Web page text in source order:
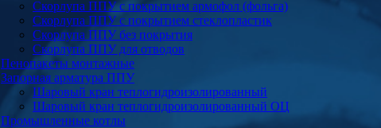
Скорлупа ППУ с покрытием армофол (фольга)
Скорлупа ППУ с покрытием стеклопластик
Скорлупа ППУ без покрытия
Скорлупа ППУ для отводов
Пенопакеты монтажные
Запорная арматура ППУ
Шаровый кран теплогидроизолированный
Шаровый кран теплогидроизолированный ОЦ
Промышленные котлы